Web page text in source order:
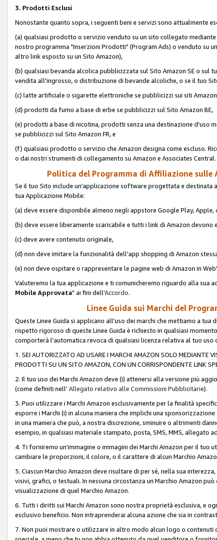
3. Prodotti Esclusi
Nonostante quanto sopra, i seguenti beni e servizi sono attualmente
(a) qualsiasi prodotto o servizio venduto su un sito collegato
nostro programma "Inserzioni Prodotti" (Program Ads) o venduto su
altro link esposto su un Sito Amazon),
(b) qualsiasi bevanda alcolica pubblicizzata sul Sito Amazon SE o sul
vendita all'ingrosso, o distribuzione di bevande alcoliche, o se il tuo
(c) latte artificiale o sigarette elettroniche se pubblicizzi sui siti Amazon
(d) prodotti da fumo a base di erbe se pubblicizzi sul Sito Amazon BE,
(e) prodotti a base di nicotina, prodotti senza una destinazione d'uso
se pubblicizzi sul Sito Amazon FR, e
(f) qualsiasi prodotto o servizio che Amazon designa come escluso.
o dai nostri strumenti di collegamento su Amazon e Associates Central.
Politica del Programma di Affiliazione
Se il tuo Sito include un'applicazione software progettata e
tua Applicazione Mobile:
(a) deve essere disponibile almeno negli appstore Google Play, Apple,
(b) deve essere liberamente scaricabile e tutti i link di Amazon devono
(c) deve avere contenuto originale,
(d) non deve imitare la funzionalità dell'app shopping di Amazon
(e) non deve ospitare o rappresentare le pagine web di Amazon in
Valuteremo la tua applicazione e ti comunicheremo riguardo alla sua
Mobile Approvata" ai fini dell'Accordo.
Linee Guida sui Marchi del
Queste Linee Guida si applicano all'uso dei marchi che mettiamo a
rispetto rigoroso di queste Linee Guida è richiesto in qualsiasi
comporterà l'automatica revoca di qualsiasi licenza relativa al tuo uso
1. SEI AUTORIZZATO AD USARE I MARCHI AMAZON SOLO MEDIANTE
PRODOTTI SU UN SITO AMAZON, CON UN CORRISPONDENTE LINK
2. Il tuo uso dei Marchi Amazon deve (i) attenersi alla versione più
(come definiti nell' Allegato relativo alle Commissioni Pubblicitarie).
3. Puoi utilizzare i Marchi Amazon esclusivamente per la finalità
esporre i Marchi (i) in alcuna maniera che implichi una
in una maniera che può, a nostra discrezione, sminuire o altrimenti
esempio, in qualsiasi materiale stampato, posta, SMS, MMS,
4. Ti forniremo un'immagine o immagini dei Marchi Amazon per il tuo
cambiare le proporzioni, il colore, o il carattere di alcun Marchio
5. Ciascun Marchio Amazon deve risultare di per sé, nella sua
visivi, grafici, o testuali. In nessuna circostanza un Marchio Amazon
visualizzazione di quel Marchio Amazon.
6. Tutti i diritti sui Marchi Amazon sono nostra proprietà esclusiva, e
esclusivo beneficio. Non intraprenderai alcuna azione che sia in
7. Non puoi mostrare o utilizzare in altro modo alcun logo o